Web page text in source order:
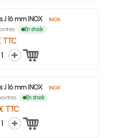
J 16 mm INOX INOX
En stock
TTC
1
J 16 mm INOX INOX
En stock
TTC
1